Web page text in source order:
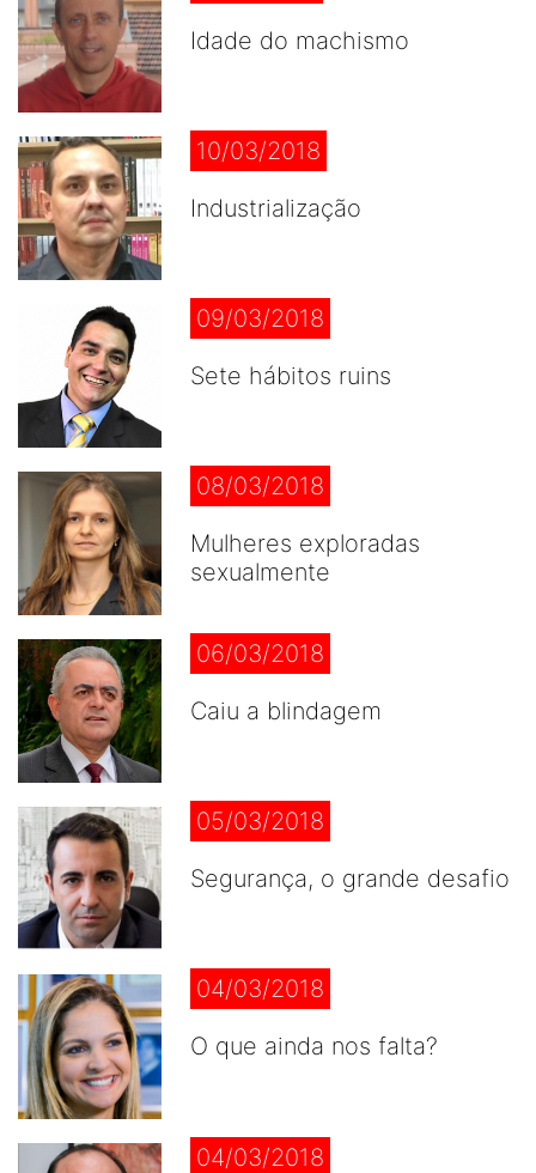
Idade do machismo
10/03/2018
Industrialização
09/03/2018
Sete hábitos ruins
08/03/2018
Mulheres exploradas
sexualmente
06/03/2018
Caiu a blindagem
05/03/2018
Segurança, o grande desafio
04/03/2018
O que ainda nos falta?
04/03/2018